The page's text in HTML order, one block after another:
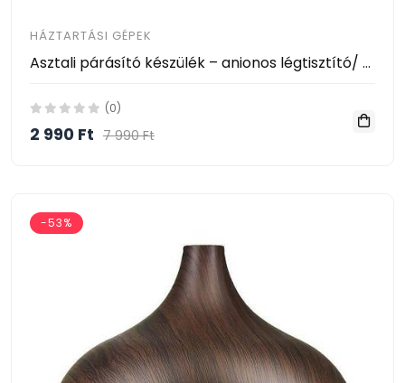
HÁZTARTÁSI GÉPEK
Asztali párásító készülék – anionos légtisztító/ 300 ML
(0)
2 990 Ft 7 990 Ft
-53%